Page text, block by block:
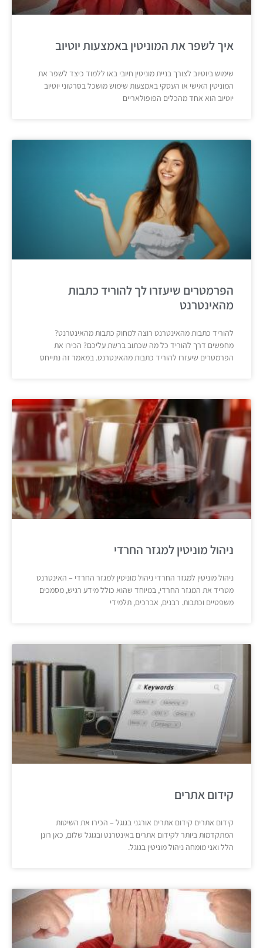
איך לשפר את המוניטין באמצעות יוטיוב
שימוש ביוטיוב לצורך בניית מוניטין חיובי באו ללמוד כיצד לשפר את
המוניטין האישי או העסקי באמצעות שימוש מושכל בסרטוני יוטיוב
יוטיוב הוא אחד מהכלים הפופולאריים
הפרמטרים שיעזרו לך להוריד כתבות
מהאינטרנט
להוריד כתבות מהאינטרנט רוצה למחוק כתבות מהאינטרנט?
מחפשים דרך להוריד כל מה שכתוב ברשת עליכם? הכירו את
הפרמטרים שיעזרו להוריד כתבות מהאינטרנט. במאמר זה נתייחס
ניהול מוניטין למגזר החרדי
ניהול מוניטין למגזר החרדי ניהול מוניטין למגזר החרדי – האינטרנט
מטריד את המגזר החרדי, במיוחד שהוא כולל מידע רגיש, מסמכים
משפטיים וכתבות. רבנים, אברכים, תלמידי
קידום אתרים
קידום אתרים קידום אתרים אורגני בגוגל – הכירו את השיטות
המתקדמות ביותר לקידום אתרים באינטרנט ובגוגל שלום, כאן רונן
הלל ואני מומחה ניהול מוניטין בגוגל.